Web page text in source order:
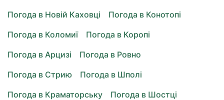
Погода в Новій Каховці
Погода в Конотопі
Погода в Коломиї
Погода в Коропі
Погода в Арцизі
Погода в Ровно
Погода в Стрию
Погода в Шполі
Погода в Краматорську
Погода в Шостці